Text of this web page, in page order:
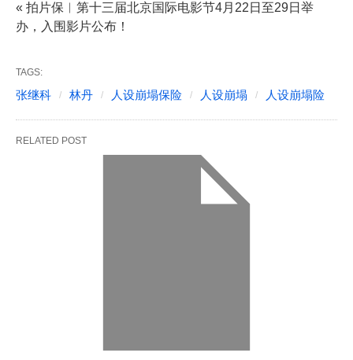
« 拍片保︱第十三届北京国际电影节4月22日至29日举
办，入围影片公布！
TAGS:
张继科 林丹 人设崩塌保险 人设崩塌 人设崩塌险
RELATED POST